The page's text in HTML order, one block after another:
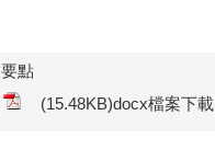
點
(15.48KB)docx檔案下載